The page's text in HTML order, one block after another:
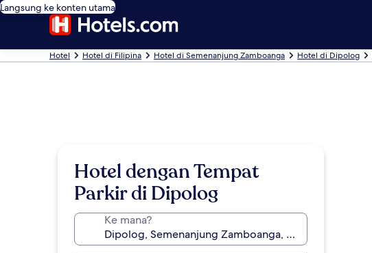
Langsung ke konten utama
Hotel Hotel di Filipina Hotel di Semenanjung Zamboanga Hotel di Dipolog
Hotel dengan Tempat
Parkir di Dipolog
Ke mana?